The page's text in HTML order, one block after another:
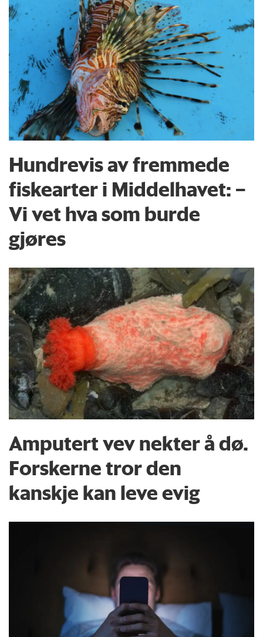
Hundrevis av fremmede
fiskearter i Middelhavet: –
Vi vet hva som burde
gjøres
Amputert vev nekter å dø.
Forskerne tror den
kanskje kan leve evig